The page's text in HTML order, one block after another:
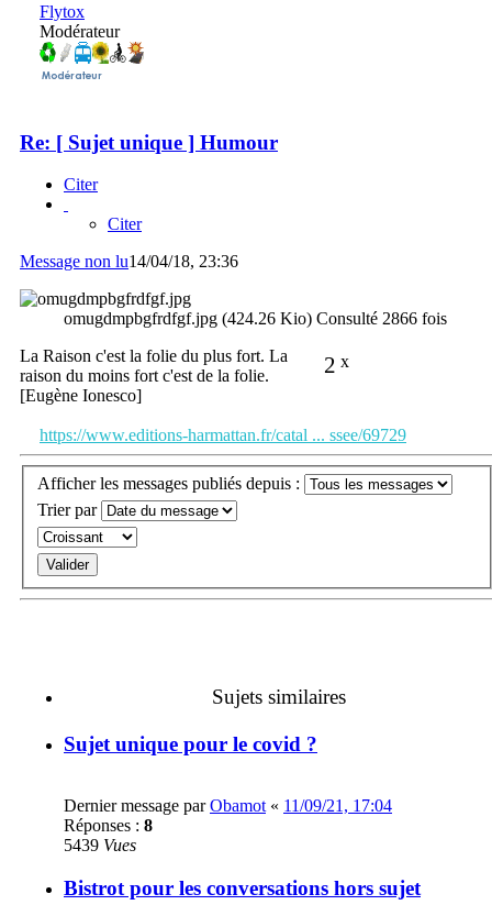
Flytox
Modérateur
Re: [ Sujet unique ] Humour
Citer
Citer
Message non lu14/04/18, 23:36
omugdmpbgfrdfgf.jpg (424.26 Kio) Consulté 2866 fois
2 x
La Raison c'est la folie du plus fort. La
raison du moins fort c'est de la folie.
[Eugène Ionesco]
https://www.editions-harmattan.fr/catal ... ssee/69729
Afficher les messages publiés depuis :
Trier par
Sujets similaires
Sujet unique pour le covid ?
Dernier message parObamot « 11/09/21, 17:04
Réponses : 8
5439 Vues
Bistrot pour les conversations hors sujet